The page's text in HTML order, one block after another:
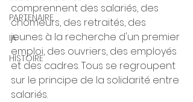
PARTENAIRE
IA
HISTOIRE
comprennent des salariés, des
chômeurs, des retraités, des
jeunes à la recherche d'un premier
emploi, des ouvriers, des employés
et des cadres. Tous se regroupent
sur le principe de la solidarité entre
salariés.